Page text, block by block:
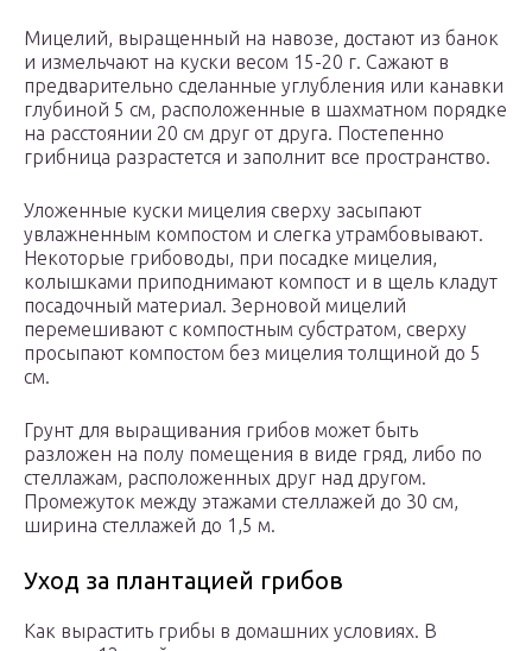
Мицелий, выращенный на навозе, достают из банок
и измельчают на куски весом 15-20 г. Сажают в
предварительно сделанные углубления или канавки
глубиной 5 см, расположенные в шахматном порядке
на расстоянии 20 см друг от друга. Постепенно
грибница разрастется и заполнит все пространство.
Уложенные куски мицелия сверху засыпают
увлажненным компостом и слегка утрамбовывают.
Некоторые грибоводы, при посадке мицелия,
колышками приподнимают компост и в щель кладут
посадочный материал. Зерновой мицелий
перемешивают с компостным субстратом, сверху
просыпают компостом без мицелия толщиной до 5
см.
Грунт для выращивания грибов может быть
разложен на полу помещения в виде гряд, либо по
стеллажам, расположенных друг над другом.
Промежуток между этажами стеллажей до 30 см,
ширина стеллажей до 1,5 м.
Уход за плантацией грибов
Как вырастить грибы в домашних условиях. В